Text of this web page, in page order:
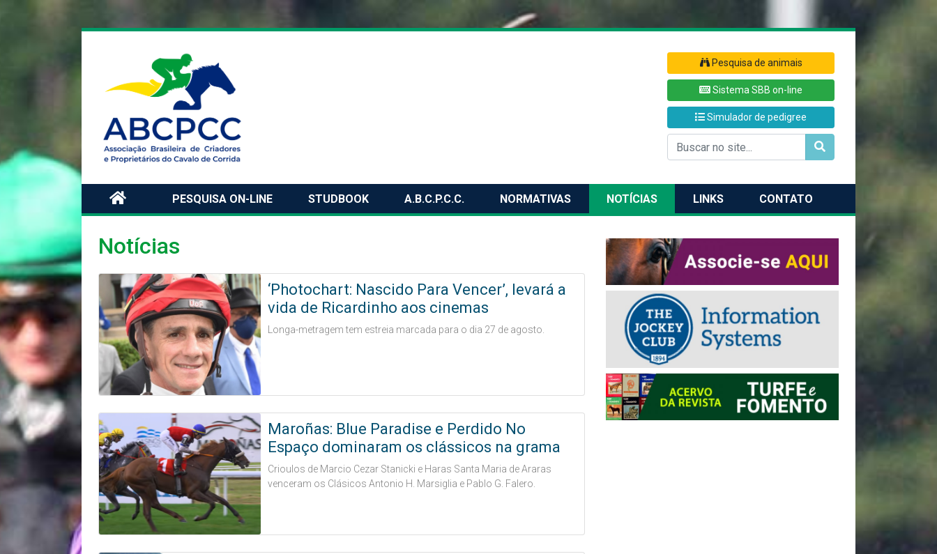
Pesquisa de animais
Sistema SBB on-line
Simulador de pedigree
PESQUISA ON-LINE STUDBOOK A.B.C.P.C.C. NORMATIVAS NOTÍCIAS LINKS CONTATO
Notícias
‘Photochart: Nascido Para Vencer’, levará a
vida de Ricardinho aos cinemas
Longa-metragem tem estreia marcada para o dia 27 de agosto.
Maroñas: Blue Paradise e Perdido No
Espaço dominaram os clássicos na grama
Crioulos de Marcio Cezar Stanicki e Haras Santa Maria de Araras
venceram os Clásicos Antonio H. Marsiglia e Pablo G. Falero.